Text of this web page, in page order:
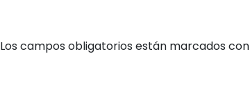
Los campos obligatorios están marcados con